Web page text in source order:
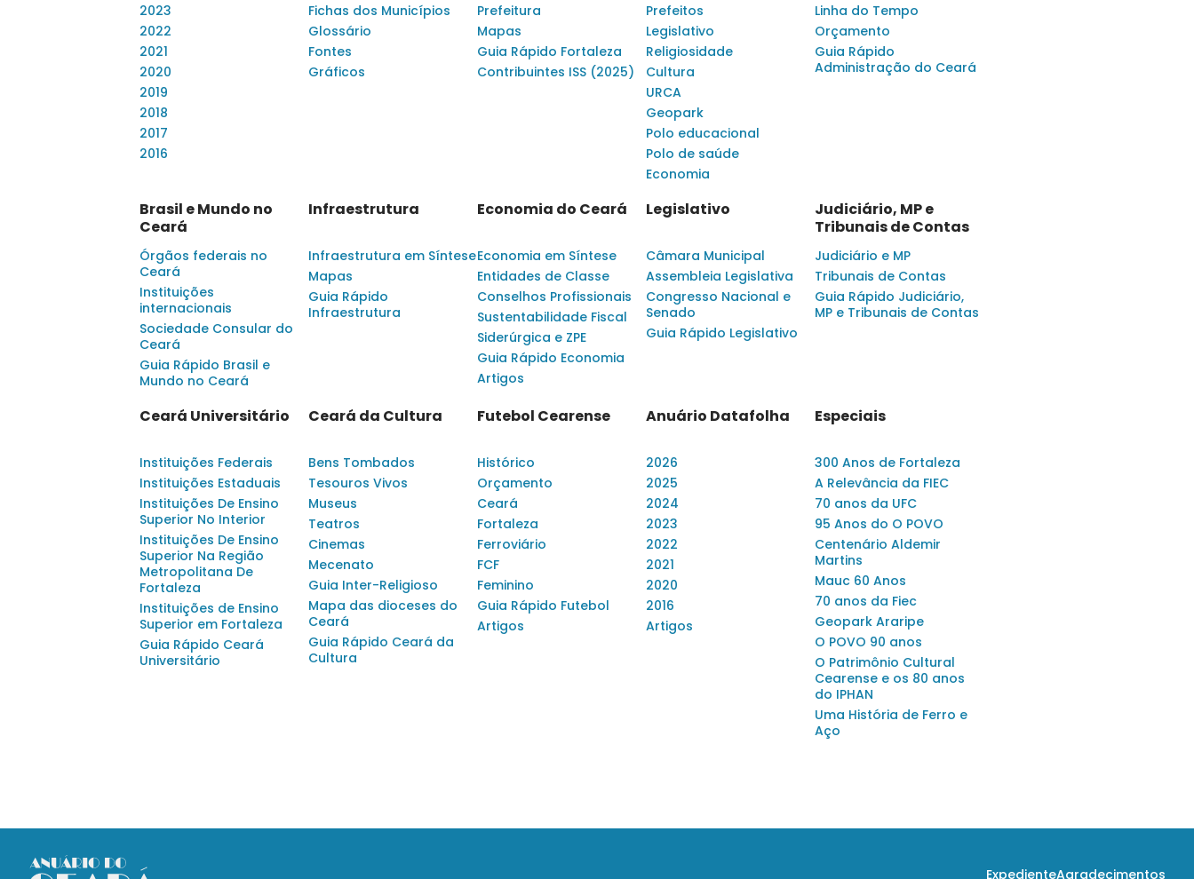
2023
2022
2021
2020
2019
2018
2017
2016
Fichas dos Municípios
Glossário
Fontes
Gráficos
Prefeitura
Mapas
Guia Rápido Fortaleza
Contribuintes ISS (2025)
Prefeitos
Legislativo
Religiosidade
Cultura
URCA
Geopark
Polo educacional
Polo de saúde
Economia
Linha do Tempo
Orçamento
Guia Rápido
Administração do Ceará
Brasil e Mundo no
Ceará
Órgãos federais no
Ceará
Instituições
internacionais
Sociedade Consular do
Ceará
Guia Rápido Brasil e
Mundo no Ceará
Infraestrutura
Infraestrutura em Síntese
Mapas
Guia Rápido
Infraestrutura
Economia do Ceará
Economia em Síntese
Entidades de Classe
Conselhos Profissionais
Sustentabilidade Fiscal
Siderúrgica e ZPE
Guia Rápido Economia
Artigos
Legislativo
Câmara Municipal
Assembleia Legislativa
Congresso Nacional e
Senado
Guia Rápido Legislativo
Judiciário, MP e
Tribunais de Contas
Judiciário e MP
Tribunais de Contas
Guia Rápido Judiciário,
MP e Tribunais de Contas
Ceará Universitário
Instituições Federais
Instituições Estaduais
Instituições De Ensino
Superior No Interior
Instituições De Ensino
Superior Na Região
Metropolitana De
Fortaleza
Instituições de Ensino
Superior em Fortaleza
Guia Rápido Ceará
Universitário
Ceará da Cultura
Bens Tombados
Tesouros Vivos
Museus
Teatros
Cinemas
Mecenato
Guia Inter-Religioso
Mapa das dioceses do
Ceará
Guia Rápido Ceará da
Cultura
Futebol Cearense
Histórico
Orçamento
Ceará
Fortaleza
Ferroviário
FCF
Feminino
Guia Rápido Futebol
Artigos
Anuário Datafolha
2026
2025
2024
2023
2022
2021
2020
2016
Artigos
Especiais
300 Anos de Fortaleza
A Relevância da FIEC
70 anos da UFC
95 Anos do O POVO
Centenário Aldemir
Martins
Mauc 60 Anos
70 anos da Fiec
Geopark Araripe
O POVO 90 anos
O Patrimônio Cultural
Cearense e os 80 anos
do IPHAN
Uma História de Ferro e
Aço
ExpedienteAgradecimentos